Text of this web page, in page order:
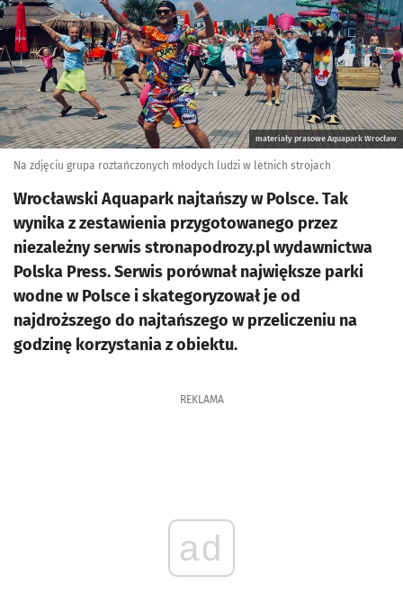
materiały prasowe Aquapark Wrocław
Na zdjęciu grupa roztańczonych młodych ludzi w letnich strojach
Wrocławski Aquapark najtańszy w Polsce. Tak
wynika z zestawienia przygotowanego przez
niezależny serwis stronapodrozy.pl wydawnictwa
Polska Press. Serwis porównał największe parki
wodne w Polsce i skategoryzował je od
najdroższego do najtańszego w przeliczeniu na
godzinę korzystania z obiektu.
REKLAMA
ad